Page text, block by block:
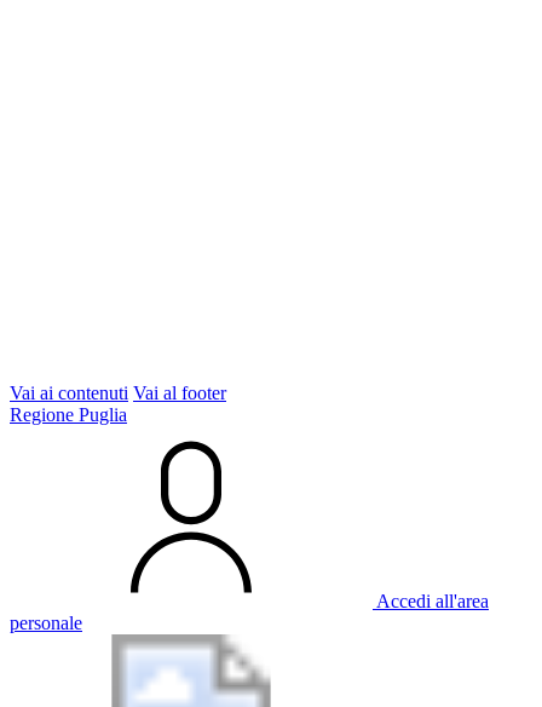
Vai ai contenuti Vai al footer
Regione Puglia
Accedi all'area
personale